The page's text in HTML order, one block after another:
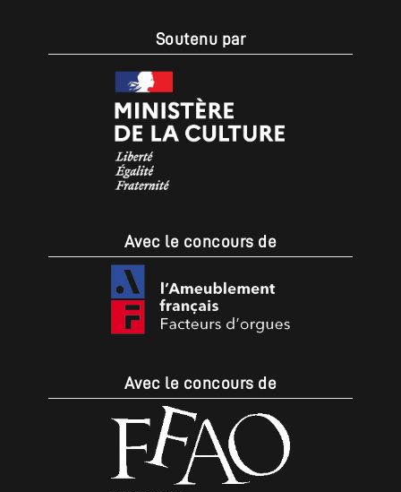
Soutenu par
Avec le concours de
Avec le concours de